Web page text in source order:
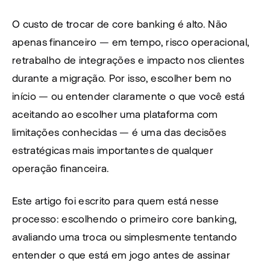
O custo de trocar de core banking é alto. Não
apenas financeiro — em tempo, risco operacional,
retrabalho de integrações e impacto nos clientes
durante a migração. Por isso, escolher bem no
início — ou entender claramente o que você está
aceitando ao escolher uma plataforma com
limitações conhecidas — é uma das decisões
estratégicas mais importantes de qualquer
operação financeira.
Este artigo foi escrito para quem está nesse
processo: escolhendo o primeiro core banking,
avaliando uma troca ou simplesmente tentando
entender o que está em jogo antes de assinar